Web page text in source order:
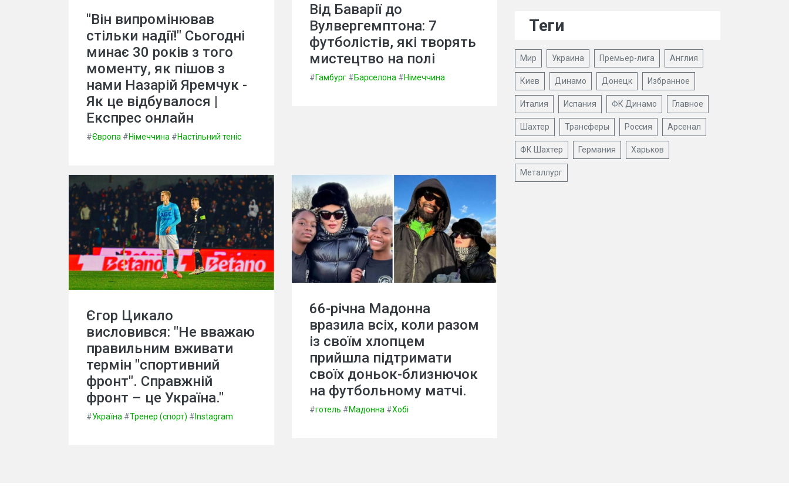
"Він випромінював
стільки надії!" Сьогодні
минає 30 років з того
моменту, як пішов з
нами Назарій Яремчук -
Як це відбувалося |
Експрес онлайн
#Європа #Німеччина #Настільний теніс
Від Баварії до
Вулвергемптона: 7
футболістів, які творять
мистецтво на полі
#Гамбург #Барселона #Німеччина
Єгор Цикало
висловився: "Не вважаю
правильним вживати
термін "спортивний
фронт". Справжній
фронт – це Україна."
#Україна #Тренер (спорт) # Instagram
66-річна Мадонна
вразила всіх, коли разом
із своїм хлопцем
прийшла підтримати
своїх доньок-близнючок
на футбольному матчі.
#готель #Мадонна #Хобі
Теги
Мир Украина Премьер-лига Англия
Киев Динамо Донецк Избранное
Италия Испания ФК Динамо Главное
Шахтер Трансферы Россия Арсенал
ФК Шахтер Германия Харьков
Металлург